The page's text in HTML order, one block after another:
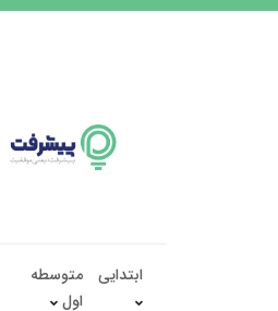
ابتدایی
متوسطه
اول